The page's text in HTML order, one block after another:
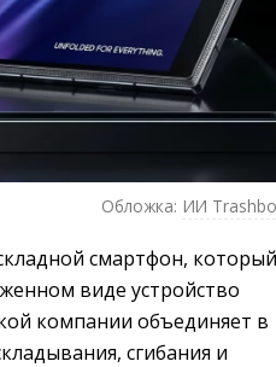
Обложка: ИИ
смартфон, который
виде устройство
компании объединяет в
сгибания и